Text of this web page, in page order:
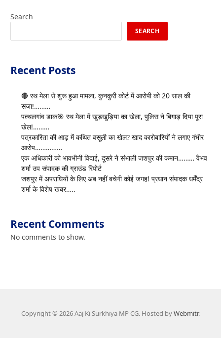
Search
SEARCH
Recent Posts
🔴 रथ मेला से शुरू हुआ मामला, कुनकुरी कोर्ट में आरोपी को 20 साल की
सजा!………
पत्थलगांव डाक🎯 रथ मेला में खुड़खुड़िया का खेला, पुलिस ने बिगाड़ दिया पूरा
खेल!………
पत्रकारिता की आड़ में कथित वसूली का खेल? खाद कारोबारियों ने लगाए गंभीर
आरोप……………
एक अधिकारी को भावभीनी विदाई, दूसरे ने संभाली जशपुर की कमान……… वैभव
शर्मा उप संपादक की ग्राउंड रिपोर्ट
जशपुर में अपराधियों के लिए अब नहीं बचेगी कोई जगह! प्रधान संपादक धर्मेंद्र
शर्मा के विशेष खबर…..
Recent Comments
No comments to show.
Copyright © 2026 Aaj Ki Surkhiya MP CG. Hosted byWebmitr.